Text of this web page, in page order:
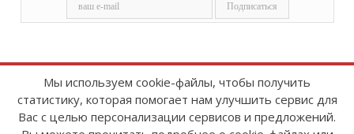
Copyright © 2008-2026FinanceTimes
Зарегистрировано в Роскомнадзоре
Мы используем cookie-файлы, чтобы получить
статистику, которая помогает нам улучшить сервис для
Вас с целью персонализации сервисов и предложений.